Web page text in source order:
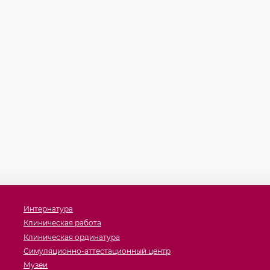
Интернатура
Клиническая работа
Клиническая ординатура
Симуляционно-аттестационный центр
Музеи